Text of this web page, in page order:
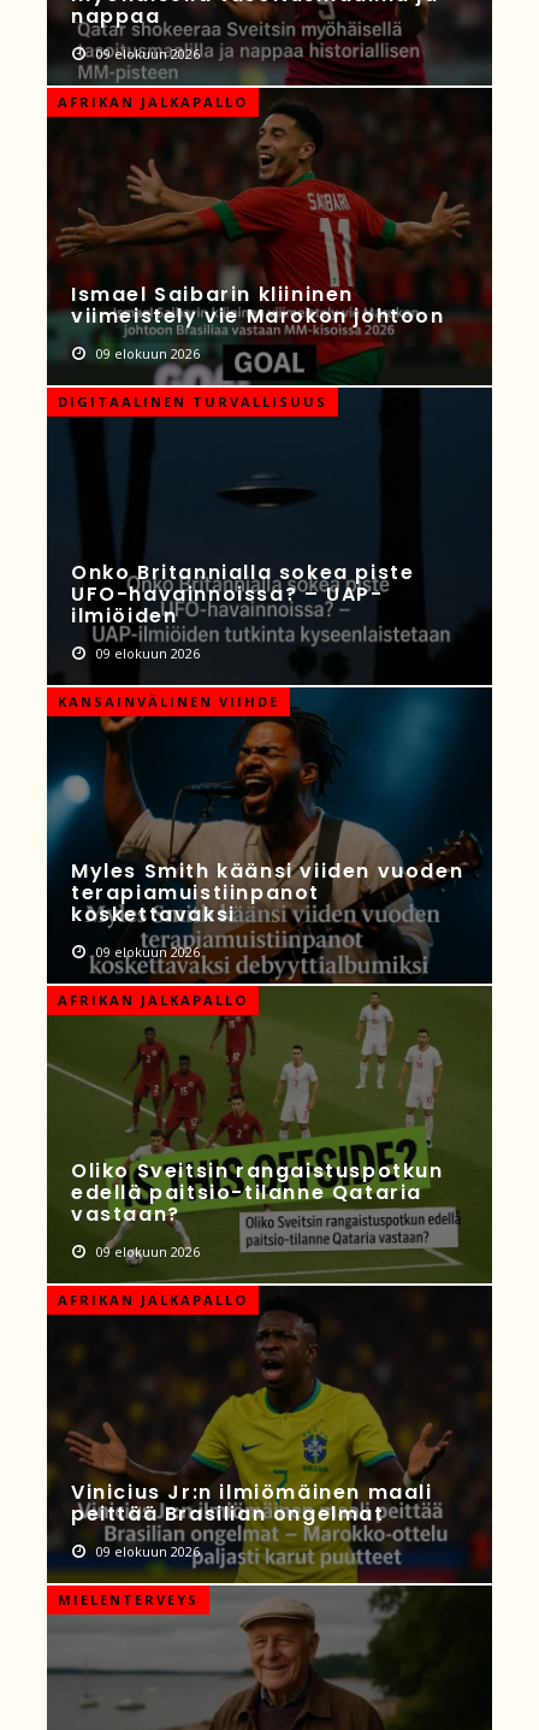
nappaa
09 elokuun 2026
AFRIKAN JALKAPALLO
Ismael Saibarin kliininen
viimeistely vie Marokon johtoon
09 elokuun 2026
DIGITAALINEN TURVALLISUUS
Onko Britannialla sokea piste
UFO-havainnoissa? – UAP-
ilmiöiden
09 elokuun 2026
KANSAINVÄLINEN VIIHDE
Myles Smith käänsi viiden vuoden
terapiamuistiinpanot
koskettavaksi
09 elokuun 2026
AFRIKAN JALKAPALLO
Oliko Sveitsin rangaistuspotkun
edellä paitsio-tilanne Qataria
vastaan?
09 elokuun 2026
AFRIKAN JALKAPALLO
Vinicius Jr:n ilmiömäinen maali
peittää Brasilian ongelmat
09 elokuun 2026
MIELENTERVEYS